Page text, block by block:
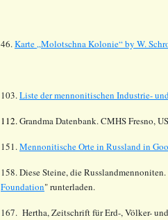
46.Karte„MolotschnaKolonie“ by W.
103.Liste der mennonitischen Industrie-
112.Grandma Datenbank. CMHS Fresno,
151.Mennonitische Orte in Russland in
158. Diese Steine, die
Foundation" runterladen.
167. Hertha, Zeitschrift für Erd-, Völker-